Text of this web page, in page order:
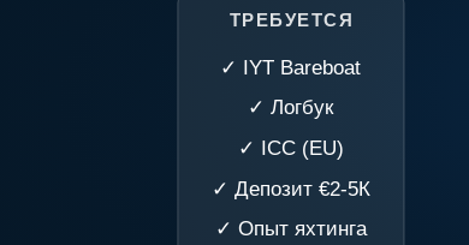
ТРЕБУЕТСЯ
✓ IYT Bareboat
✓ Логбук
✓ ICC (EU)
✓ Депозит €2-5К
✓ Опыт яхтинга